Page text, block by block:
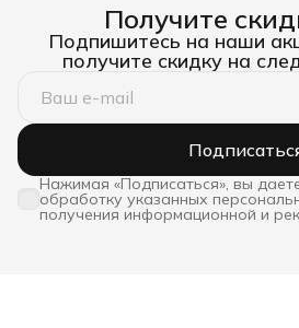
Получите
Подпишитесь на наши
получите скидку на
Нажимая «Подписаться», вы
обработку указанных
получения информационной и